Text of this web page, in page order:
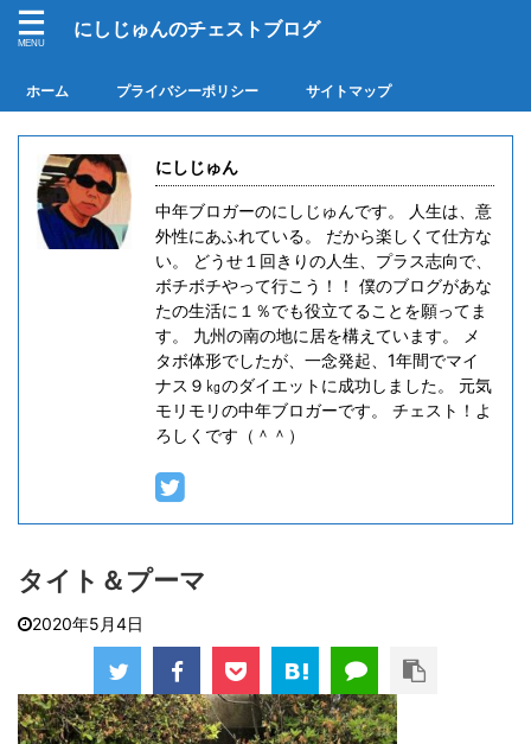
にしじゅんのチェストブログ
ホーム プライバシーポリシー サイトマップ
にしじゅん
中年ブロガーのにしじゅんです。 人生は、意
外性にあふれている。 だから楽しくて仕方な
い。 どうせ１回きりの人生、プラス志向で、
ボチボチやって行こう！！ 僕のブログがあな
たの生活に１％でも役立てることを願ってま
す。 九州の南の地に居を構えています。 メ
タボ体形でしたが、一念発起、1年間でマイ
ナス９㎏のダイエットに成功しました。 元気
モリモリの中年ブロガーです。 チェスト！よ
ろしくです（＾＾）
タイト＆プーマ
2020年5月4日